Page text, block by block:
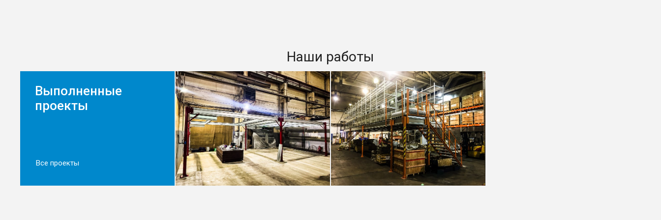
Наши работы
Выполненные
проекты
Все проекты
Мезонин на колоннах Моторкон
Мезонин на колоннах МЕДЭКС
ЭНЕРГО